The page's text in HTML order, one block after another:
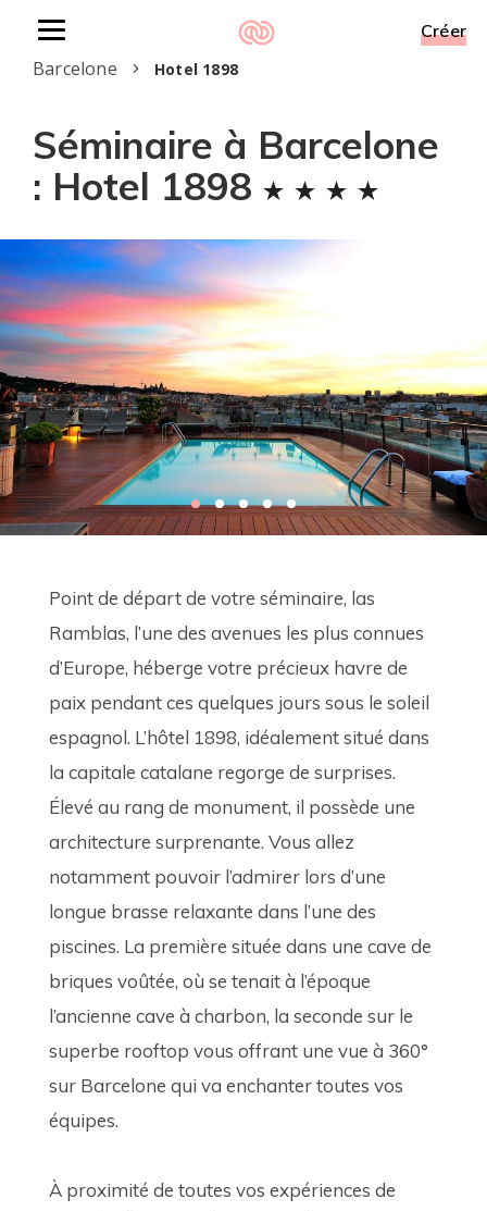
Toggle
Créer
Accueil Séminaire à Barcelone
Hôtels à
Barcelone
Hotel 1898
Séminaire à Barcelone
: Hotel 1898
Point de départ de votre séminaire, las
Ramblas, l’une des avenues les plus connues
d’Europe, héberge votre précieux havre de
paix pendant ces quelques jours sous le soleil
espagnol. L’hôtel 1898, idéalement situé dans
la capitale catalane regorge de surprises.
Élevé au rang de monument, il possède une
architecture surprenante. Vous allez
notamment pouvoir l’admirer lors d’une
longue brasse relaxante dans l’une des
piscines. La première située dans une cave de
briques voûtée, où se tenait à l’époque
l’ancienne cave à charbon, la seconde sur le
superbe rooftop vous offrant une vue à 360°
sur Barcelone qui va enchanter toutes vos
équipes.
À proximité de toutes vos expériences de